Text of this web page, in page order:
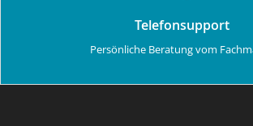
Telefonsupport
Persönliche Beratung vom